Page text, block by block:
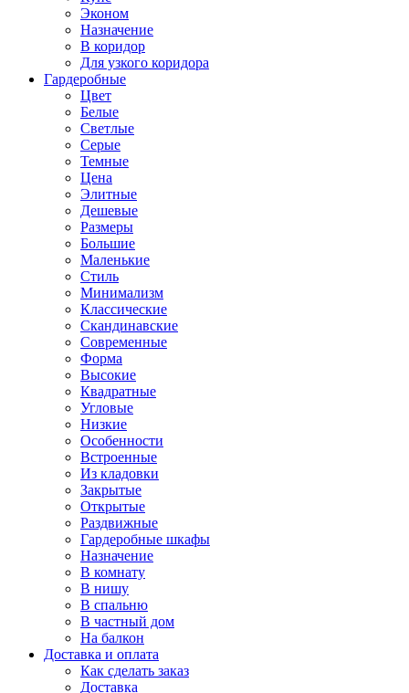
Эконом
Назначение
В коридор
Для узкого коридора
Гардеробные
Цвет
Белые
Светлые
Серые
Темные
Цена
Элитные
Дешевые
Размеры
Большие
Маленькие
Стиль
Минимализм
Классические
Скандинавские
Современные
Форма
Высокие
Квадратные
Угловые
Низкие
Особенности
Встроенные
Из кладовки
Закрытые
Открытые
Раздвижные
Гардеробные шкафы
Назначение
В комнату
В нишу
В спальню
В частный дом
На балкон
Доставка и оплата
Как сделать заказ
Доставка